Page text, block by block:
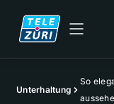
Unterhaltung
So